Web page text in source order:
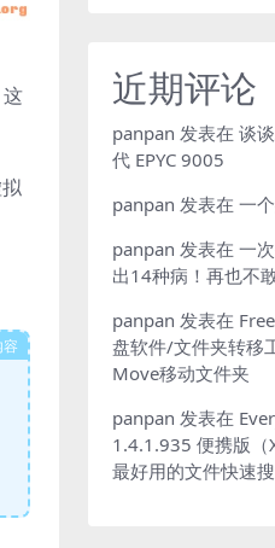
近期评论
panpan 发表在 谈
代 EPYC 9005
panpan 发表在 一
panpan 发表在 一
出14种病！再也不
panpan 发表在
盘软件/文件夹转移
Move移动文件夹
panpan 发表在
1.4.1.935 便携版（
最好用的文件快速